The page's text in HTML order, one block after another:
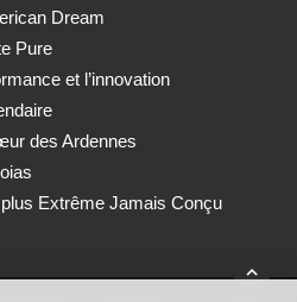
Dream
Pure
et l’innovation
des Ardennes
Extrême Jamais Conçu